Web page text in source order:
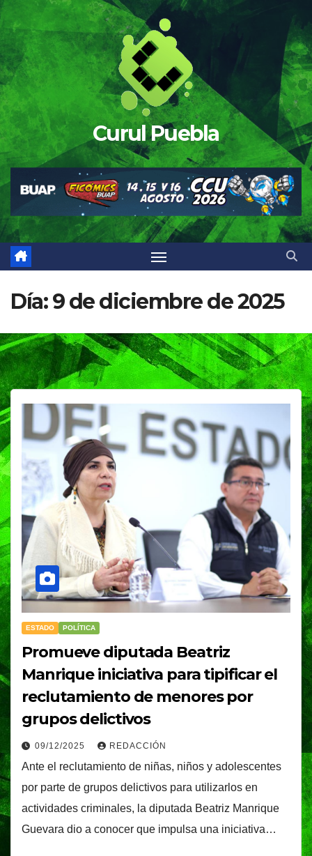
Saltar
al
contenido
Curul Puebla
Día:9 de diciembre de 2025
ESTADO POLÍTICA
Promueve diputada Beatriz
Manrique iniciativa para tipificar el
reclutamiento de menores por
grupos delictivos
09/12/2025 REDACCIÓN
Ante el reclutamiento de niñas, niños y adolescentes
por parte de grupos delictivos para utilizarlos en
actividades criminales, la diputada Beatriz Manrique
Guevara dio a conocer que impulsa una iniciativa…